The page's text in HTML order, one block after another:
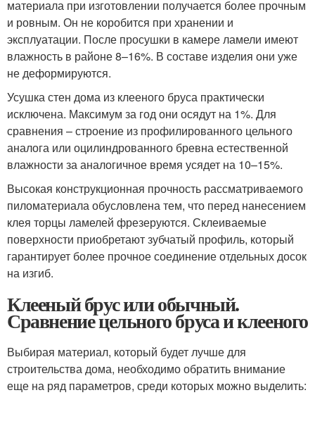
материала при изготовлении получается более прочным
и ровным. Он не коробится при хранении и
эксплуатации. После просушки в камере ламели имеют
влажность в районе 8–16%. В составе изделия они уже
не деформируются.
Усушка стен дома из клееного бруса практически
исключена. Максимум за год они осядут на 1%. Для
сравнения – строение из профилированного цельного
аналога или оцилиндрованного бревна естественной
влажности за аналогичное время усядет на 10–15%.
Высокая конструкционная прочность рассматриваемого
пиломатериала обусловлена тем, что перед нанесением
клея торцы ламелей фрезеруются. Склеиваемые
поверхности приобретают зубчатый профиль, который
гарантирует более прочное соединение отдельных досок
на изгиб.
Клееный брус или обычный.
Сравнение цельного бруса и клееного
Выбирая материал, который будет лучше для
строительства дома, необходимо обратить внимание
еще на ряд параметров, среди которых можно выделить: